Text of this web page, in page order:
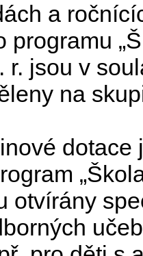
a
programu
r. jsou v
na
dotace
otvírány